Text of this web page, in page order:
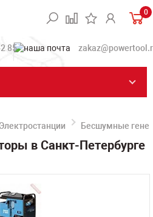
0
85
Электростанции Бесшумные
в Санкт-Петербурге